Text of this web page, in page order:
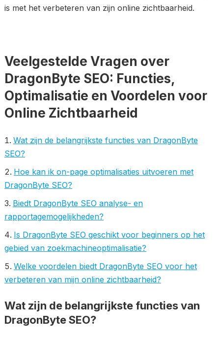
is met het verbeteren van zijn online zichtbaarheid.
Veelgestelde Vragen over
DragonByte SEO: Functies,
Optimalisatie en Voordelen voor
Online Zichtbaarheid
Wat zijn de belangrijkste functies van DragonByte
SEO?
Hoe kan ik on-page optimalisaties uitvoeren met
DragonByte SEO?
Biedt DragonByte SEO analyse- en
rapportagemogelijkheden?
Is DragonByte SEO geschikt voor beginners op het
gebied van zoekmachineoptimalisatie?
Welke voordelen biedt DragonByte SEO voor het
verbeteren van mijn online zichtbaarheid?
Wat zijn de belangrijkste functies van
DragonByte SEO?